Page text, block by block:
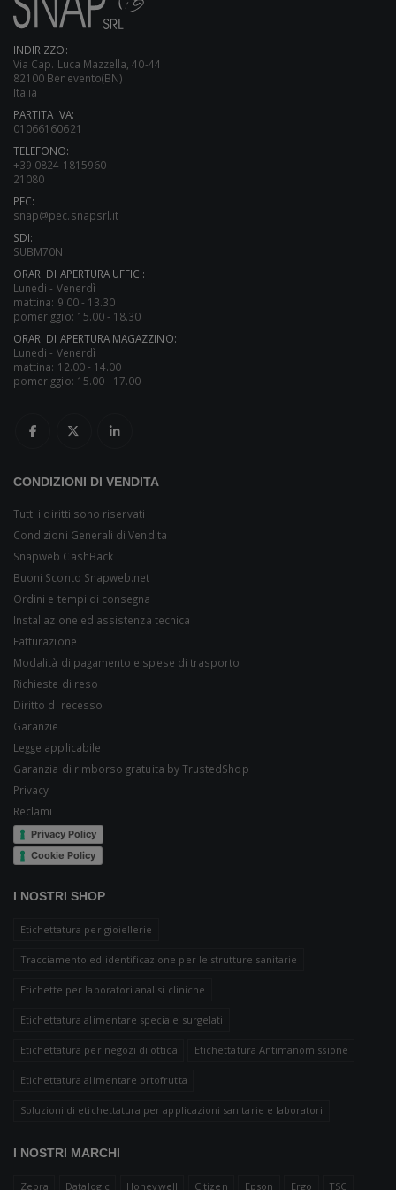
INDIRIZZO:
Via Cap. Luca Mazzella, 40-44
82100 Benevento(BN)
Italia
PARTITA IVA:
01066160621
TELEFONO:
+39 0824 1815960
21080
PEC:
snap@pec.snapsrl.it
SDI:
SUBM70N
ORARI DI APERTURA UFFICI:
Lunedi - Venerdì
mattina: 9.00 - 13.30
pomeriggio: 15.00 - 18.30
ORARI DI APERTURA MAGAZZINO:
Lunedi - Venerdì
mattina: 12.00 - 14.00
pomeriggio: 15.00 - 17.00
CONDIZIONI DI VENDITA
Tutti i diritti sono riservati
Condizioni Generali di Vendita
Snapweb CashBack
Buoni Sconto Snapweb.net
Ordini e tempi di consegna
Installazione ed assistenza tecnica
Fatturazione
Modalità di pagamento e spese di trasporto
Richieste di reso
Diritto di recesso
Garanzie
Legge applicabile
Garanzia di rimborso gratuita by TrustedShop
Privacy
Reclami
Privacy Policy
Cookie Policy
I NOSTRI SHOP
Etichettatura per gioiellerie
Tracciamento ed identificazione per le strutture sanitarie
Etichette per laboratori analisi cliniche
Etichettatura alimentare speciale surgelati
Etichettatura per negozi di ottica Etichettatura Antimanomissione
Etichettatura alimentare ortofrutta
Soluzioni di etichettatura per applicazioni sanitarie e laboratori
I NOSTRI MARCHI
Zebra Datalogic Honeywell Citizen Epson Ergo TSC